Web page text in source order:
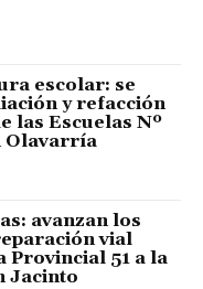
escolar: se
y refacción
las Escuelas Nº
Olavarría
avanzan los
vial
Provincial 51 a la
Jacinto